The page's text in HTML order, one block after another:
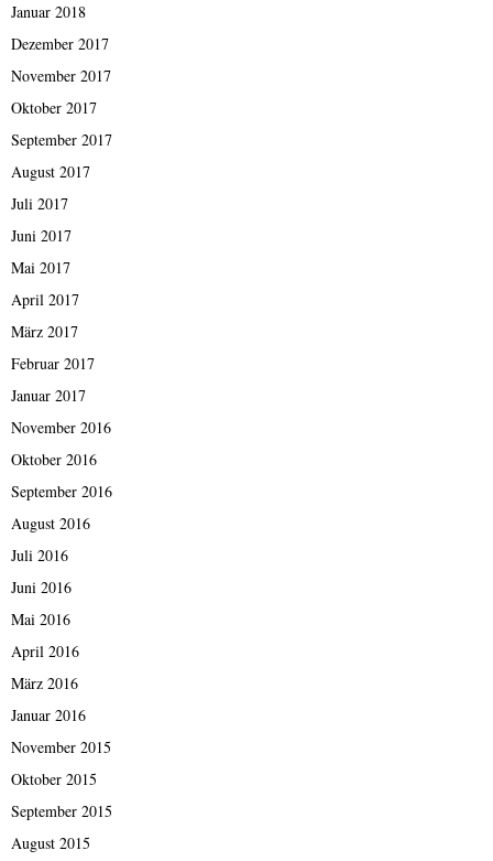
Januar 2018
Dezember 2017
November 2017
Oktober 2017
September 2017
August 2017
Juli 2017
Juni 2017
Mai 2017
April 2017
März 2017
Februar 2017
Januar 2017
November 2016
Oktober 2016
September 2016
August 2016
Juli 2016
Juni 2016
Mai 2016
April 2016
März 2016
Januar 2016
November 2015
Oktober 2015
September 2015
August 2015